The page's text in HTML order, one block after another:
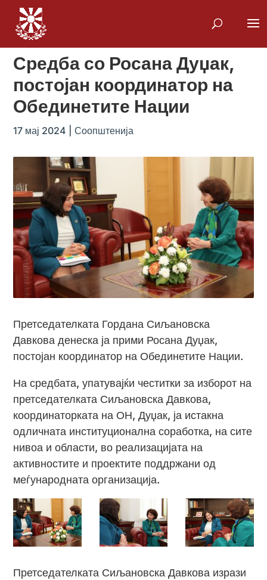
Средба со Росана Дуџак,
постојан координатор на
Обединетите Нации
17 мај 2024 |Соопштенија
Претседателката Гордана Сиљановска
Давкова денеска ја прими Росана Дуџак,
постојан координатор на Обединетите Нации.
На средбата, упатувајќи честитки за изборот на
претседателката Сиљановска Давкова,
координаторката на ОН, Дуџак, ја истакна
одличната институционална соработка, на сите
нивоа и области, во реализацијата на
активностите и проектите поддржани од
меѓународната организација.
Претседателката Сиљановска Давкова изрази